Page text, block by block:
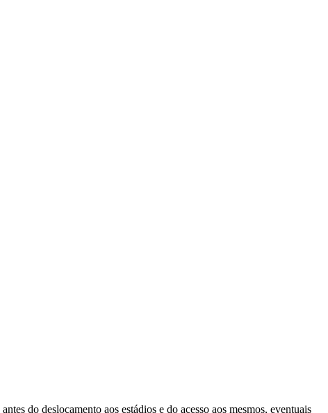
do deslocamento aos estádios e do acesso aos mesmos, eventuais